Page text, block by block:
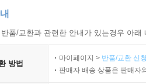
품/교환과 관련한 안내가 있는경우 아
방법
마이페이지 > 반품/교환 신
판매자 배송 상품은 판매자